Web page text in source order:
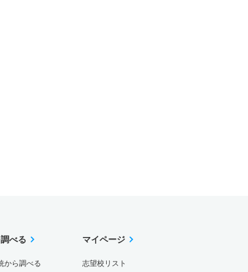
べる
から調べる
マイページ
志望校リスト